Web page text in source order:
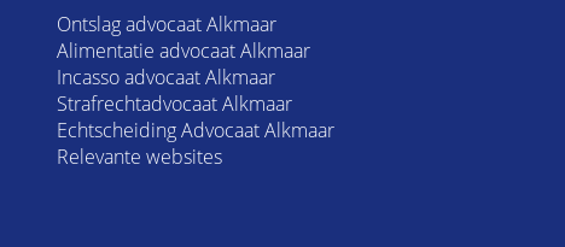
Ontslag advocaat Alkmaar
Alimentatie advocaat Alkmaar
Incasso advocaat Alkmaar
Strafrechtadvocaat Alkmaar
Echtscheiding Advocaat Alkmaar
Relevante websites